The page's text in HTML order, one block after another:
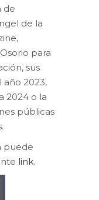
de
de la
para
sus
año 2023,
2024 o la
públicas
puede
link.